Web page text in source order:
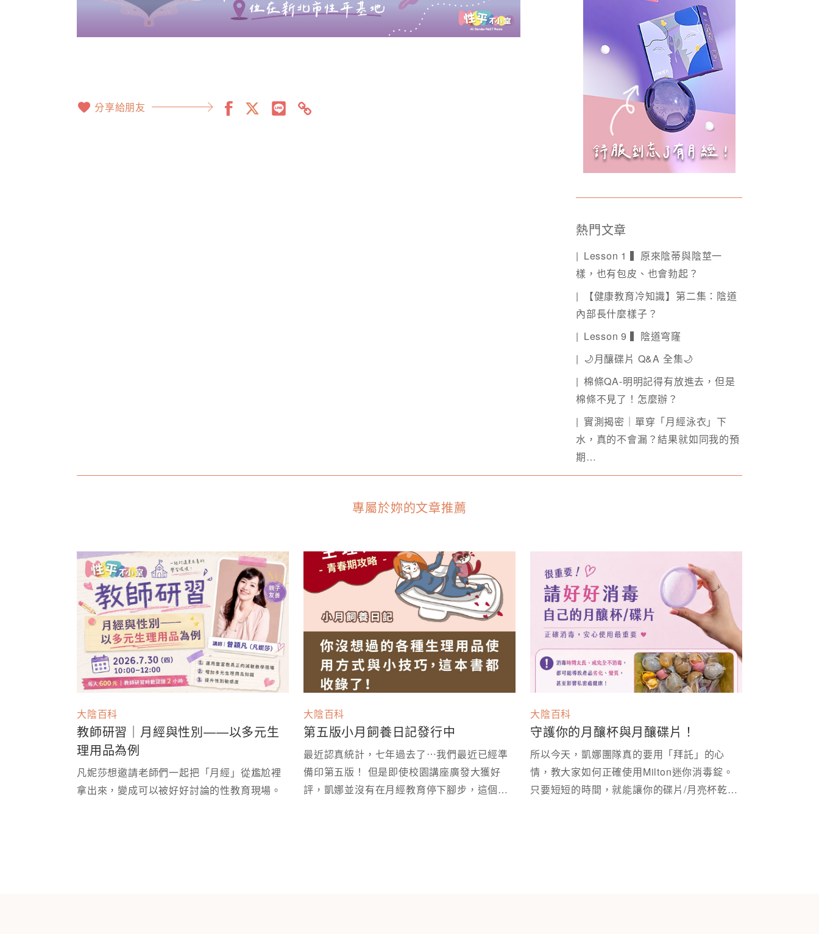
分享給朋友
熱門文章
Lesson 1 ▍原來陰蒂與陰莖一
樣，也有包皮、也會勃起？
【健康教育冷知識】第二集：陰道
內部長什麼樣子？
Lesson 9 ▍陰道穹窿
🌙月釀碟片 Q&A 全集🌙
棉條QA-明明記得有放進去，但是
棉條不見了！怎麼辦？
實測揭密｜單穿「月經泳衣」下
水，真的不會漏？結果就如同我的預
期…
專屬於妳的文章推薦
大陰百科
教師研習｜月經與性別——以多元生
理用品為例
凡妮莎想邀請老師們一起把「月經」從尷尬裡
大陰百科
第五版小月飼養日記發行中
最近認真統計，七年過去了⋯我們最近已經準
備印第五版！ 但是即使校園講座廣發大獲好
評，凱娜並沒有在月經教育停下腳步，這個月
大陰百科
守護你的月釀杯與月釀碟片！
所以今天，凱娜團隊真的要用「拜託」的心
情，教大家如何正確使用Milton迷你消毒錠。
只要短短的時間，就能讓你的碟片/月亮杯乾淨